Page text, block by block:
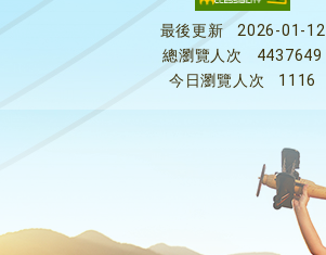
最後更新
2026-01-12
總瀏覽人次
4437649
今日瀏覽人次
1116